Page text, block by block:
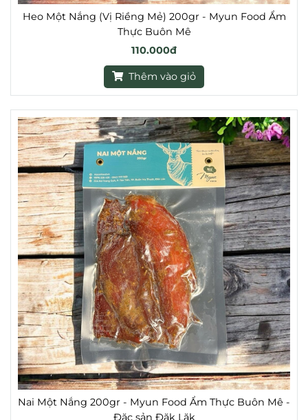
Heo Một Nắng (Vị Riềng Mẻ) 200gr - Myun Food Ẩm
Thực Buôn Mê
110.000đ
Thêm vào giỏ
Nai Một Nắng 200gr - Myun Food Ẩm Thực Buôn Mê -
Đặc sản Đăk Lăk